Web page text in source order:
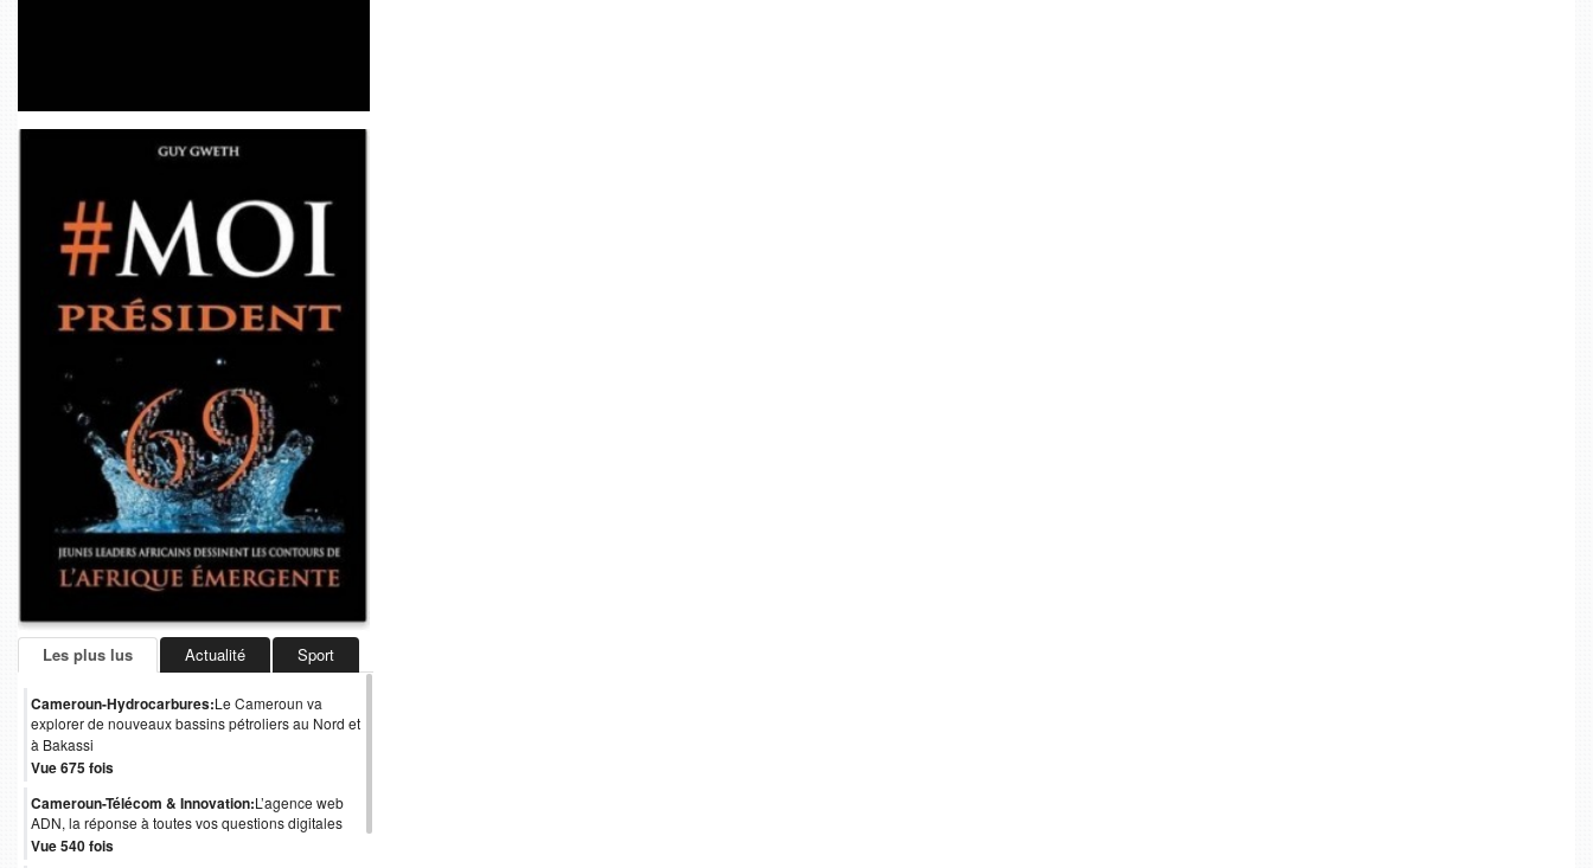
Les plus lus Actualité Sport
Cameroun-Hydrocarbures:Le Cameroun va
explorer de nouveaux bassins pétroliers au Nord et
à Bakassi
Vue 675 fois
Cameroun-Télécom & Innovation:L’agence web
ADN, la réponse à toutes vos questions digitales
Vue 540 fois